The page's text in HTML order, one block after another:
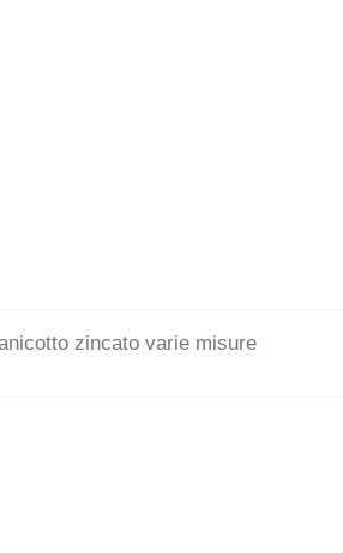
zincato varie misure